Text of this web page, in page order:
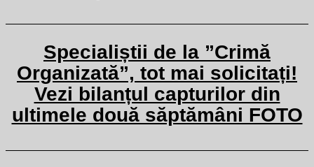
Specialiștii de la ”Crimă
Organizată”, tot mai solicitați!
Vezi bilanțul capturilor din
ultimele două săptămâni FOTO